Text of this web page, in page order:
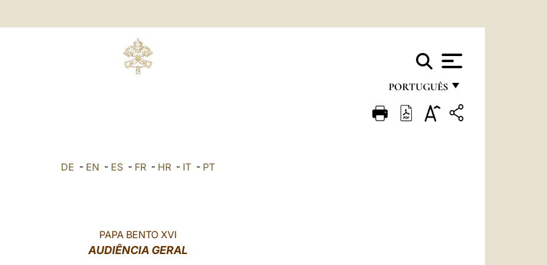
PORTUGUÊS
FRANÇAIS
DE - EN - ES- FR- HR- IT- PT
PAPA BENTO XVI
AUDIÊNCIA GERAL